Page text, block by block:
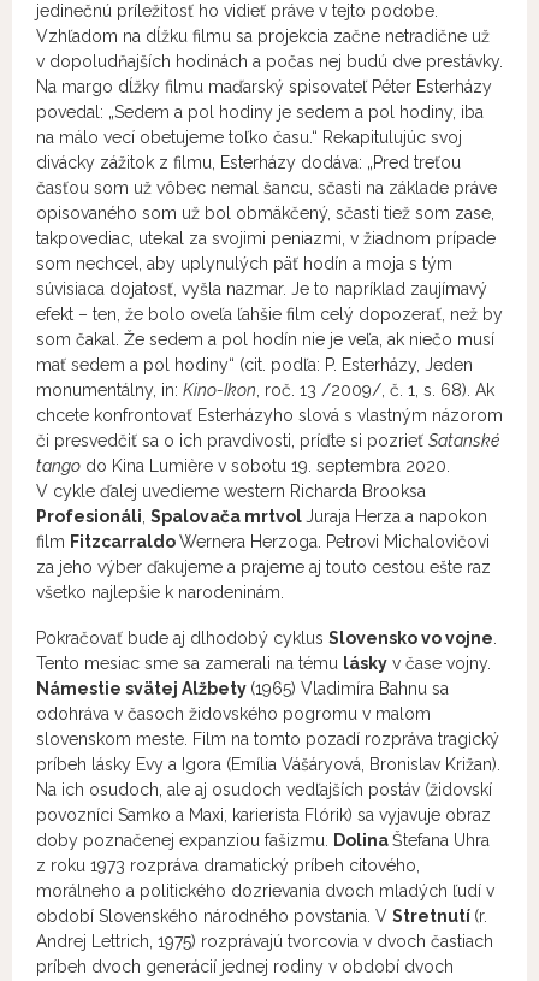
jedinečnú príležitosť ho vidieť práve v tejto podobe.
Vzhľadom na dĺžku filmu sa projekcia začne netradične už
v dopoludňajších hodinách a počas nej budú dve prestávky.
Na margo dĺžky filmu maďarský spisovateľ Péter Esterházy
povedal: „Sedem a pol hodiny je sedem a pol hodiny, iba
na málo vecí obetujeme toľko času.“ Rekapitulujúc svoj
divácky zážitok z filmu, Esterházy dodáva: „Pred treťou
časťou som už vôbec nemal šancu, sčasti na základe práve
opisovaného som už bol obmäkčený, sčasti tiež som zase,
takpovediac, utekal za svojimi peniazmi, v žiadnom prípade
som nechcel, aby uplynulých päť hodín a moja s tým
súvisiaca dojatosť, vyšla nazmar. Je to napríklad zaujímavý
efekt – ten, že bolo oveľa ľahšie film celý dopozerať, než by
som čakal. Že sedem a pol hodín nie je veľa, ak niečo musí
mať sedem a pol hodiny“ (cit. podľa: P. Esterházy, Jeden
monumentálny, in: Kino-Ikon , roč. 13 /2009/, č. 1, s. 68). Ak
chcete konfrontovať Esterházyho slová s vlastným názorom
či presvedčiť sa o ich pravdivosti, príďte si pozrieť Satanské
tango do Kina Lumière v sobotu 19. septembra 2020.
V cykle ďalej uvedieme western Richarda Brooksa
Profesionáli Spalovača mrtvol Juraja Herza a napokon
film FitzcarraldoWernera Herzoga. Petrovi Michalovičovi
za jeho výber ďakujeme a prajeme aj touto cestou ešte raz
všetko najlepšie k narodeninám.
Pokračovať bude aj dlhodobý cyklus Slovensko vo vojne
Tento mesiac sme sa zamerali na tému lásky v čase vojny.
Námestie svätej Alžbety (1965) Vladimíra Bahnu sa
odohráva v časoch židovského pogromu v malom
slovenskom meste. Film na tomto pozadí rozpráva tragický
príbeh lásky Evy a Igora (Emília Vášáryová, Bronislav Križan).
Na ich osudoch, ale aj osudoch vedľajších postáv (židovskí
povozníci Samko a Maxi, karierista Flórik) sa vyjavuje obraz
doby poznačenej expanziou fašizmu.
DolinaŠtefana Uhra
z roku 1973 rozpráva dramatický príbeh citového,
morálneho a politického dozrievania dvoch mladých ľudí v
období Slovenského národného povstania. V Stretnutí (r.
Andrej Lettrich, 1975) rozprávajú tvorcovia v dvoch častiach
príbeh dvoch generácií jednej rodiny v období dvoch